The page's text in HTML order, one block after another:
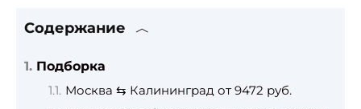
Содержание
Подборка
Москва ⇆ Калининград от 9472 руб.